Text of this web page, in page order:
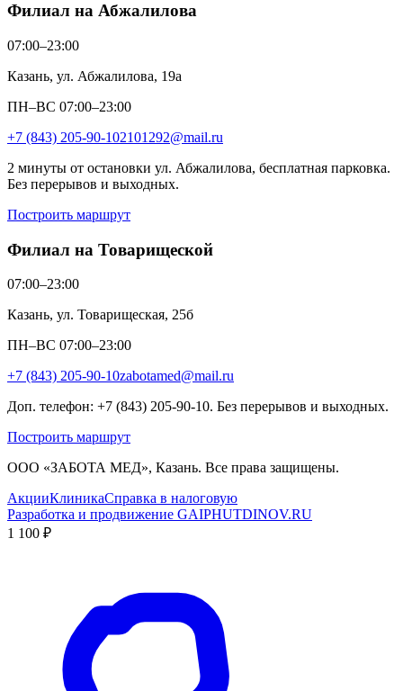
Филиал на Абжалилова
07:00–23:00
Казань, ул. Абжалилова, 19а
ПН–ВС 07:00–23:00
+7 (843) 205-90-102101292@mail.ru
2 минуты от остановки ул. Абжалилова, бесплатная парковка.
Без перерывов и выходных.
Построить маршрут
Филиал на Товарищеской
07:00–23:00
Казань, ул. Товарищеская, 25б
ПН–ВС 07:00–23:00
+7 (843) 205-90-10zabotamed@mail.ru
Доп. телефон: +7 (843) 205-90-10. Без перерывов и выходных.
Построить маршрут
ООО «ЗАБОТА МЕД», Казань. Все права защищены.
АкцииКлиникаСправка в налоговую
Разработка и продвижение GAIPHUTDINOV.RU
1 100 ₽